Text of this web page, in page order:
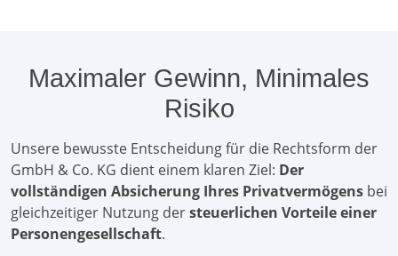
Maximaler Gewinn, Minimales
Risiko
Unsere bewusste Entscheidung für die Rechtsform der
GmbH & Co. KG dient einem klaren Ziel: Der
vollständigen Absicherung Ihres Privatvermögens bei
gleichzeitiger Nutzung dersteuerlichen Vorteile einer
Personengesellschaft.